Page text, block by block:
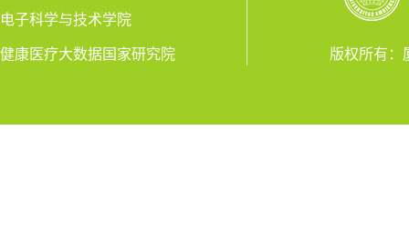
电子科学与技术学院
健康医疗大数据国家研究院 版权所有：